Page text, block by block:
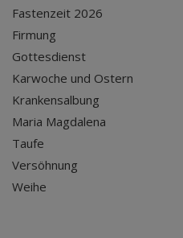
Fastenzeit 2026
Firmung
Gottesdienst
Karwoche und Ostern
Krankensalbung
Maria Magdalena
Taufe
Versöhnung
Weihe